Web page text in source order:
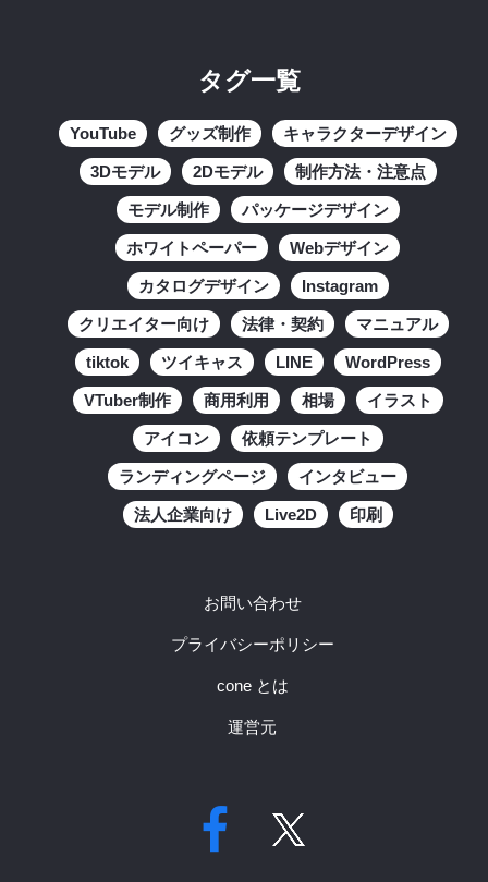
タグ一覧
YouTube グッズ制作 キャラクターデザイン
3Dモデル 2Dモデル 制作方法・注意点
モデル制作 パッケージデザイン
ホワイトペーパー Webデザイン
カタログデザイン Instagram
クリエイター向け 法律・契約 マニュアル
tiktok ツイキャス LINE WordPress
VTuber制作 商用利用 相場 イラスト
アイコン 依頼テンプレート
ランディングページ インタビュー
法人企業向け Live2D 印刷
お問い合わせ
プライバシーポリシー
cone とは
運営元